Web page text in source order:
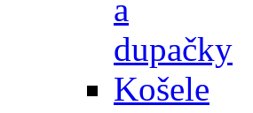
a
dupačky
Košele